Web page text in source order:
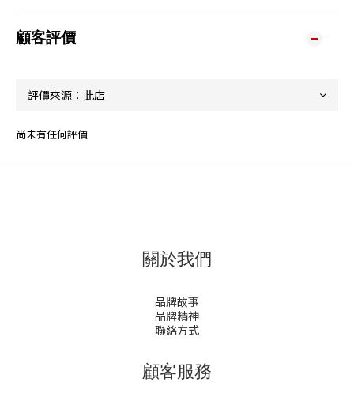
顧客評價
尚未有任何評價
關於我們
品牌故事
品牌精神
聯絡方式
顧客服務